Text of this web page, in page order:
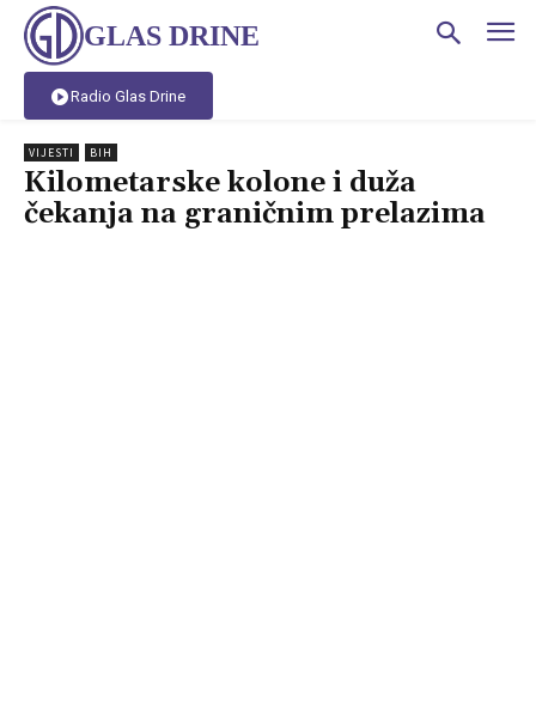
GLAS DRINE
Radio Glas Drine
VIJESTI BIH
Kilometarske kolone i duža
čekanja na graničnim prelazima